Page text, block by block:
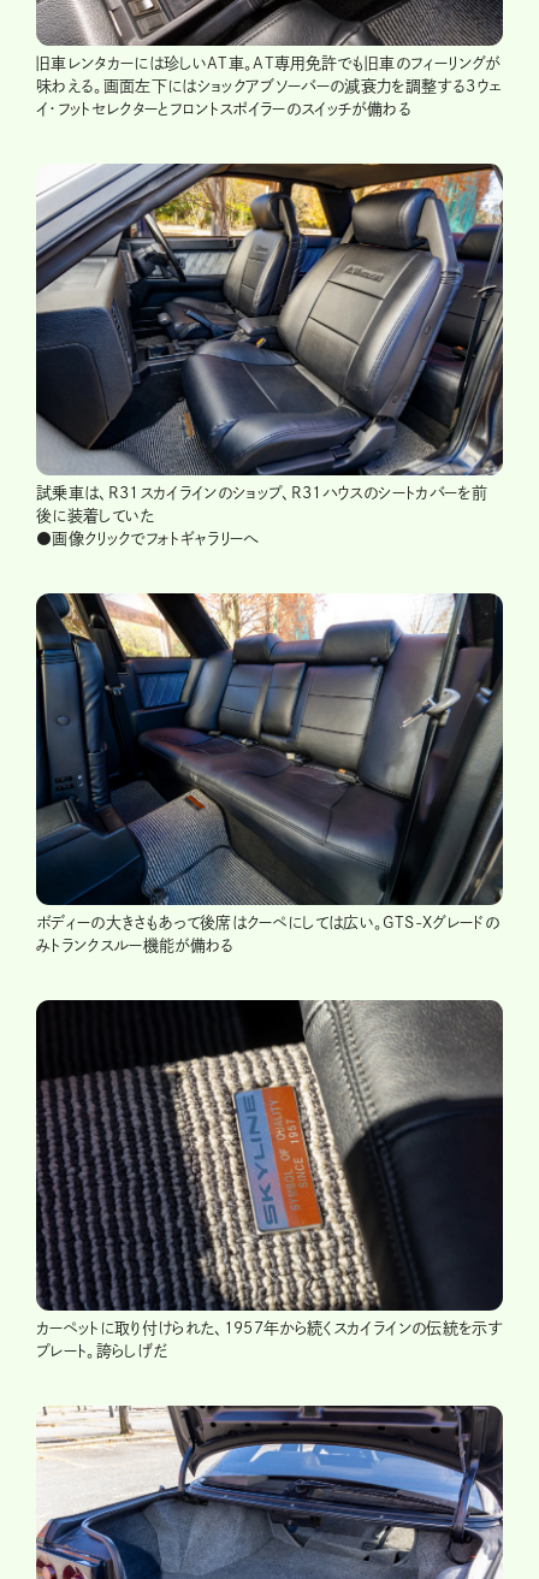
旧車レンタカーには珍しいAT車。AT専用免許でも旧車のフィーリングが
味わえる。画面左下にはショックアブソーバーの減衰力を調整する3ウェ
イ・フットセレクターとフロントスポイラーのスイッチが備わる
試乗車は、R31スカイラインのショップ、R31ハウスのシートカバーを前
後に装着していた
●画像クリックでフォトギャラリーへ
ボディーの大きさもあって後席はクーペにしては広い。GTS-Xグレードの
みトランクスルー機能が備わる
カーペットに取り付けられた、1957年から続くスカイラインの伝統を示す
プレート。誇らしげだ